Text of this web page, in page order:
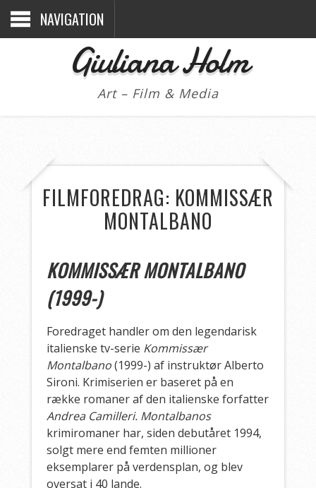
NAVIGATION
Giuliana Holm
Art – Film & Media
FILMFOREDRAG: KOMMISSÆR
MONTALBANO
KOMMISSÆR MONTALBANO
(1999-)
Foredraget handler om den legendarisk
italienske tv-serie Kommissær
Montalbano(1999-) af instruktør Alberto
Sironi. Krimiserien er baseret på en
række romaner af den italienske forfatter
Andrea Camilleri. Montalbanos
krimiromaner har, siden debutåret 1994,
solgt mere end femten millioner
eksemplarer på verdensplan, og blev
oversat i 40 lande.